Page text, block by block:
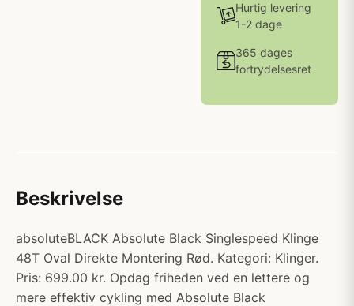
Hurtig levering
1-2 dage
365 dages
fortrydelsesret
Beskrivelse
absoluteBLACK Absolute Black Singlespeed Klinge
48T Oval Direkte Montering Rød. Kategori: Klinger.
Pris: 699.00 kr. Opdag friheden ved en lettere og
mere effektiv cykling med Absolute Black